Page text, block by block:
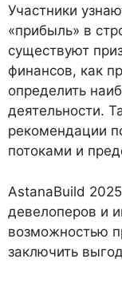
Участники
«прибыль» в
существуют
финансов, как
определить
деятельности.
рекомендации
потоками и
AstanaBuild
девелоперов и
возможностью
заключить